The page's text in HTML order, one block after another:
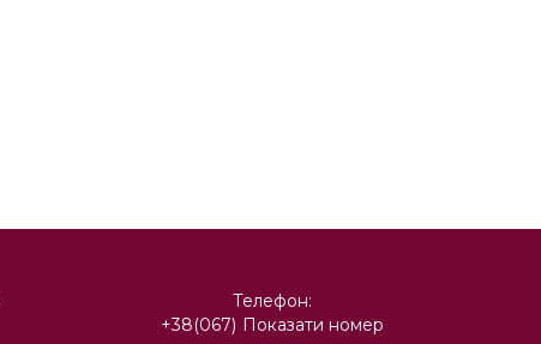
Телефон:
+38(067) Показати номер